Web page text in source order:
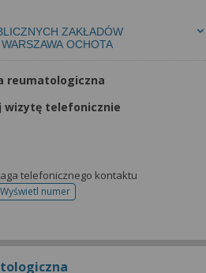
ZAKŁADÓW
OCHOTA
reumatologiczna
wizytę telefonicznie
telefonicznego kontaktu
Wyświetl numertelefonu do rejestracji